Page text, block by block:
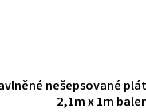
nešepsované
2,1m x 1m